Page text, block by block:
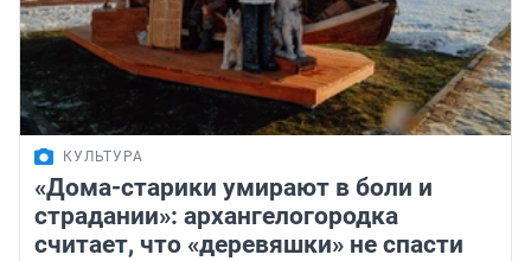
КУЛЬТУРА
«Дома-старики умирают в боли и
страдании»: архангелогородка
считает, что «деревяшки» не спасти